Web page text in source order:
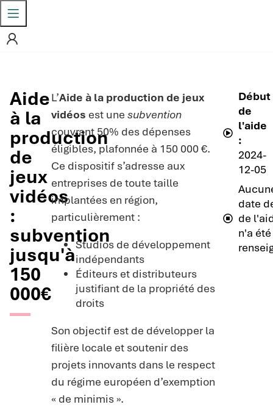
Aide
à la
production
de
jeux
vidéos
:
subvention
jusqu'à
150
000€
L’Aide à la production de jeux
vidéos est une subvention
couvrant 50% des dépenses
éligibles, plafonnée à 150 000 €.
Ce dispositif s’adresse aux
entreprises de toute taille
implantées en région,
particulièrement :
Studios de développement
indépendants
Éditeurs et distributeurs
justifiant de la propriété des
droits
Son objectif est de développer la
filière locale et soutenir des
projets innovants dans le respect
du régime européen d’exemption
« de minimis ».
Début
de
l'aide
:
2024-
12-05
date
de
n'a été